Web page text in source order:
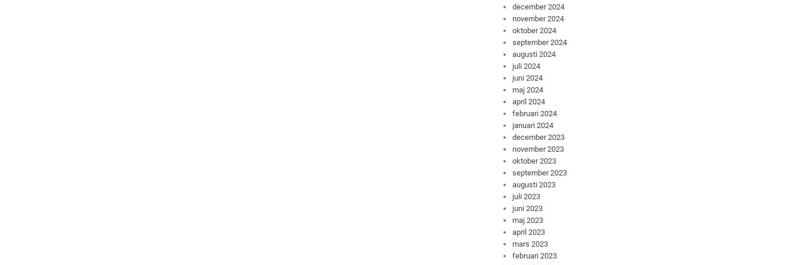
december 2024
november 2024
oktober 2024
september 2024
augusti 2024
juli 2024
juni 2024
maj 2024
april 2024
februari 2024
januari 2024
december 2023
november 2023
oktober 2023
september 2023
augusti 2023
juli 2023
juni 2023
maj 2023
april 2023
mars 2023
februari 2023